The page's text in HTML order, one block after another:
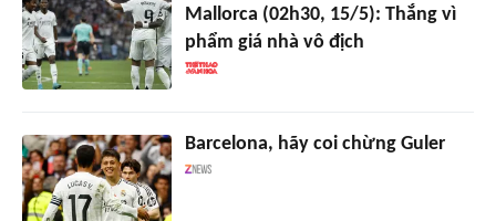
Mallorca (02h30, 15/5): Thắng vì
phẩm giá nhà vô địch
Barcelona, hãy coi chừng Guler